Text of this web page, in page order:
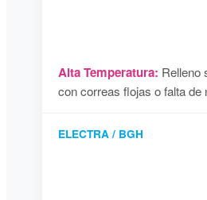
Alta Temperatura: Relleno
con correas flojas o falta de
ELECTRA / BGH